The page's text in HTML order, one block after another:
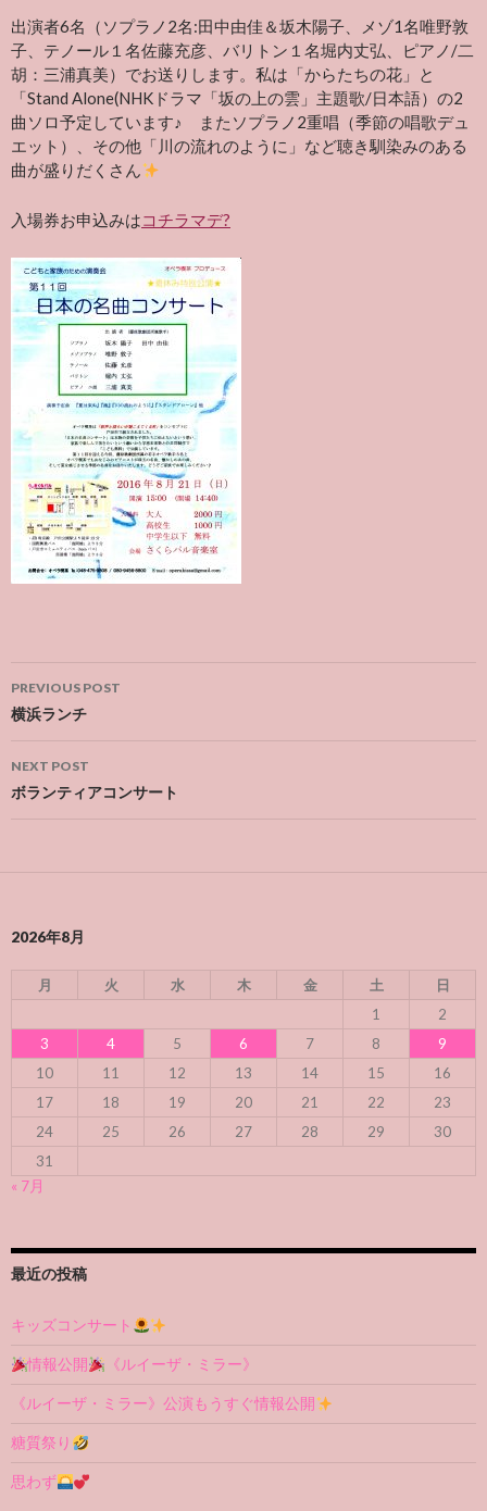
出演者6名（ソプラノ2名:田中由佳＆坂木陽子、メゾ1名唯野敦
子、テノール１名佐藤充彦、バリトン１名堀内丈弘、ピアノ/二
胡：三浦真美）でお送りします。私は「からたちの花」と
「Stand Alone(NHKドラマ「坂の上の雲」主題歌/日本語）の2
曲ソロ予定しています♪ またソプラノ2重唱（季節の唱歌デュ
エット）、その他「川の流れのように」など聴き馴染みのある
曲が盛りだくさん
入場券お申込みはコチラマデ?
Post
navigation
PREVIOUS POST
横浜ランチ
NEXT POST
ボランティアコンサート
2026年8月
月 火 水 木 金 土
日
1
2
3
4 5 6 7 8
9
10
11 12 13 14 15
16
17
18 19 20 21 22
23
24
25 26 27 28 29
30
31
« 7月
最近の投稿
キッズコンサート
情報公開 《ルイーザ・ミラー》
《ルイーザ・ミラー》公演もうすぐ情報公開
糖質祭り
思わず